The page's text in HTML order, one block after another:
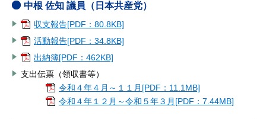
中根 佐知 議員（日本共産党）
収支報告[PDF：80.8KB]
活動報告[PDF：34.8KB]
出納簿[PDF：462KB]
支出伝票（領収書等）
令和４年４月～１１月[PDF：11.1MB]
令和４年１２月～令和５年３月[PDF：7.44MB]